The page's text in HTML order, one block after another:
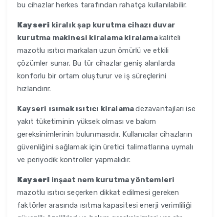
bu cihazlar herkes tarafından rahatça kullanılabilir.
Kayseri kiralık şap kurutma cihazı duvar
kurutma makinesi kiralama kiralamakaliteli
mazotlu ısıtıcı markaları uzun ömürlü ve etkili
çözümler sunar. Bu tür cihazlar geniş alanlarda
konforlu bir ortam oluşturur ve iş süreçlerini
hızlandırır.
Kayseri ısımak ısıtıcı kiralamadezavantajları ise
yakıt tüketiminin yüksek olması ve bakım
gereksinimlerinin bulunmasıdır. Kullanıcılar cihazların
güvenliğini sağlamak için üretici talimatlarına uymalı
ve periyodik kontroller yapmalıdır.
Kayseri inşaat nem kurutma yöntemleri
mazotlu ısıtıcı seçerken dikkat edilmesi gereken
faktörler arasında ısıtma kapasitesi enerji verimliliği